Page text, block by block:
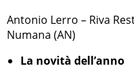
Antonio Lerro – Riva
Numana (AN)
La novità dell’anno